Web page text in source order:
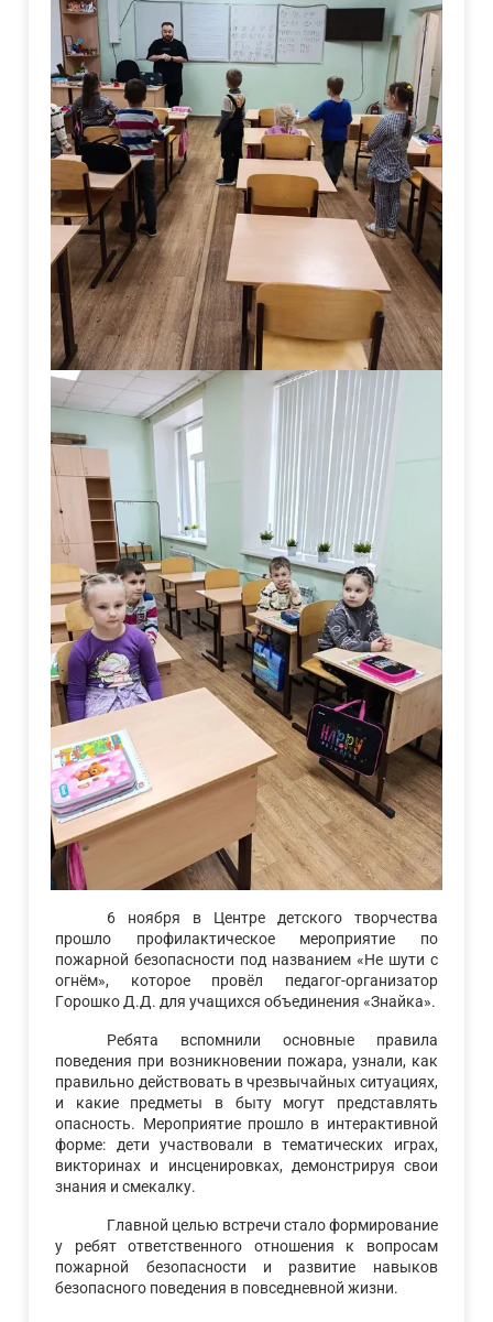
6 ноября в Центре детского творчества
прошло профилактическое мероприятие по
пожарной безопасности под названием «Не шути с
огнём», которое провёл педагог-организатор
Горошко Д.Д. для учащихся объединения «Знайка».
Ребята вспомнили основные правила
поведения при возникновении пожара, узнали, как
правильно действовать в чрезвычайных ситуациях,
и какие предметы в быту могут представлять
опасность. Мероприятие прошло в интерактивной
форме: дети участвовали в тематических играх,
викторинах и инсценировках, демонстрируя свои
знания и смекалку.
Главной целью встречи стало формирование
у ребят ответственного отношения к вопросам
пожарной безопасности и развитие навыков
безопасного поведения в повседневной жизни.